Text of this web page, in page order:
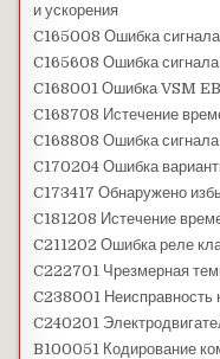
и ускорения
C165008 Ошибка
C165608 Ошибка
C168001 Ошибка VSM
C168708 Истечение
C168808 Ошибка
C170204 Ошибка
C173417 Обнаружено
C181208 Истечение
C211202 Ошибка реле
C222701 Чрезмерная
C238001 Неисправность
C240201
B100051 Кодирование